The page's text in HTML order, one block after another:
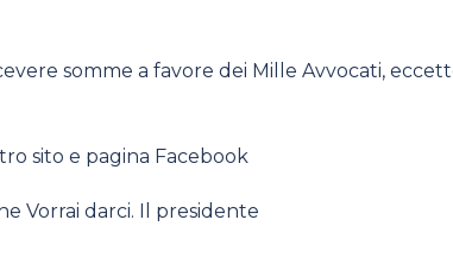
somme a favore dei Mille Avvocati,
sito e pagina Facebook
Vorrai darci. Il presidente